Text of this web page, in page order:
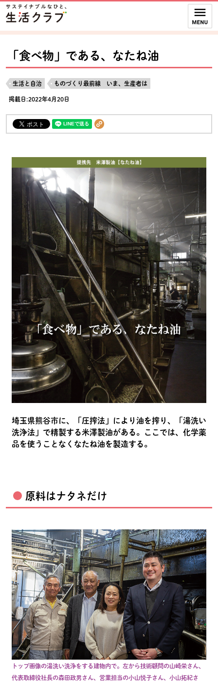
ページの先頭です。
本文へジャンプする。
ここからサイト内共通メニューです。
サイト内共通メニューをスキップする
サイト内共通メニューここまで。
「食べ物」である、なたね油
生活と自治 ものづくり最前線 いま、生産者は
掲載日:2022年4月20日
埼玉県熊谷市に、「圧搾法」により油を搾り、「湯洗い
洗浄法」で精製する米澤製油がある。ここでは、化学薬
品を使うことなくなたね油を製造する。
原料はナタネだけ
トップ画像の湯洗い洗浄をする建物内で。左から技術顧問の山崎栄さん、
代表取締役社長の森田政男さん、営業担当の小山悦子さん、小山拓紀さ